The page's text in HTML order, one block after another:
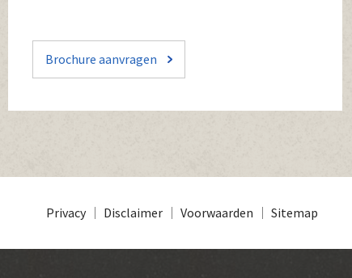
Brochure aanvragen
Privacy Disclaimer Voorwaarden Sitemap